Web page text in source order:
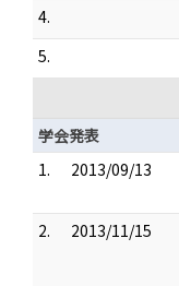
4.
5.
学会発表
1.
2013/09/13
2.
2013/11/15